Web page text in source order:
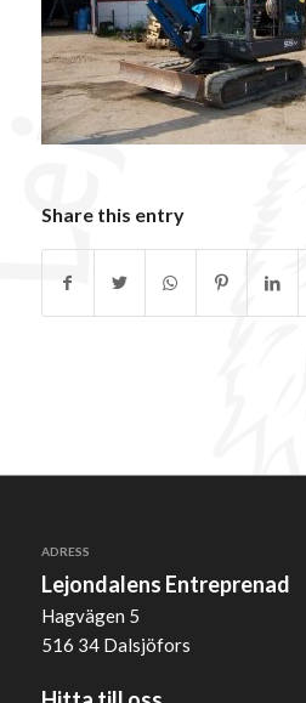
Share this entry
ADRESS
Lejondalens Entreprenad
Hagvägen 5
516 34 Dalsjöfors